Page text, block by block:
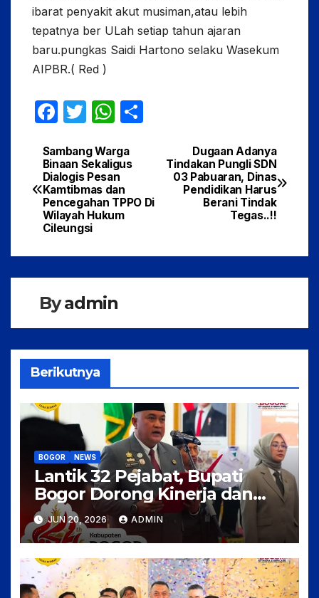
ibarat penyakit akut musiman,atau lebih
tepatnya ber ULah setiap tahun ajaran
baru.pungkas Saidi Hartono selaku Wasekum
AIPBR.( Red )
F
c
e
b
o
k
T
itt
er
W
at
s
A
p
Navigasi
pos
Dugaan Adanya
Tindakan Pungli SDN
03 Pabuaran, Dinas
Pendidikan Harus
Berani Tindak
Tegas..!!
Sambang Warga
Binaan Sekaligus
Dialogis Pesan
Kamtibmas dan
Pencegahan TPPO Di
Wilayah Hukum
Cileungsi
Byadmin
Berikutnya
BOGOR NEWS
Lantik 32 Pejabat, Bupati
Bogor Dorong Kinerja dan
Pelayanan Publik Lebih
Optimal
JUN 20, 2026 ADMIN